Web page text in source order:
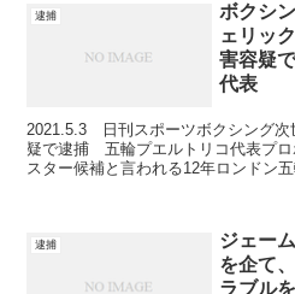
逮捕
ボクシ
ェリッ
害容疑
代表
2021.5.3 日刊スポーツボクシング次
疑で逮捕 五輪プエルトリコ代表プ
スター候補と言われる12年ロンドン
逮捕
ジェー
を企て
ラブル